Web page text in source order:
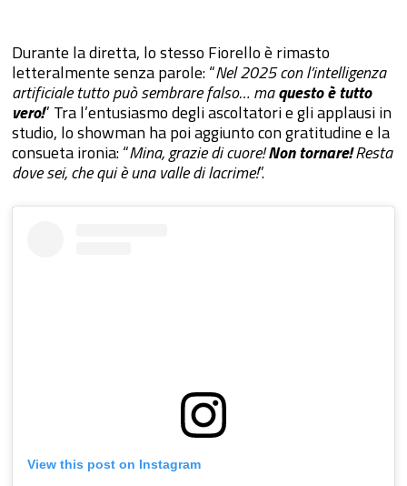
Durante la diretta, lo stesso Fiorello è rimasto
letteralmente senza parole: “Nel 2025 con l’intelligenza
artificiale tutto può sembrare falso… maquesto è tutto
vero!” Tra l’entusiasmo degli ascoltatori e gli applausi in
studio, lo showman ha poi aggiunto con gratitudine e la
consueta ironia: “Mina, grazie di cuore!Non tornare!Resta
dove sei, che qui è una valle di lacrime!”.
View this post on Instagram